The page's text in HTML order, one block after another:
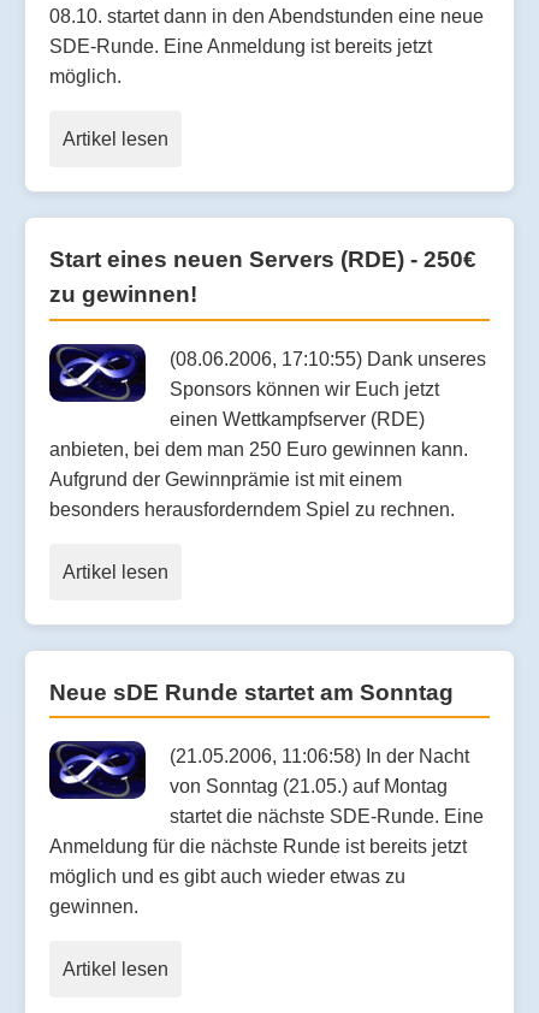
08.10. startet dann in den Abendstunden eine neue
SDE-Runde. Eine Anmeldung ist bereits jetzt
möglich.
Artikel lesen
Start eines neuen Servers (RDE) - 250€
zu gewinnen!
(08.06.2006, 17:10:55) Dank unseres
Sponsors können wir Euch jetzt
einen Wettkampfserver (RDE)
anbieten, bei dem man 250 Euro gewinnen kann.
Aufgrund der Gewinnprämie ist mit einem
besonders herausforderndem Spiel zu rechnen.
Artikel lesen
Neue sDE Runde startet am Sonntag
(21.05.2006, 11:06:58) In der Nacht
von Sonntag (21.05.) auf Montag
startet die nächste SDE-Runde. Eine
Anmeldung für die nächste Runde ist bereits jetzt
möglich und es gibt auch wieder etwas zu
gewinnen.
Artikel lesen